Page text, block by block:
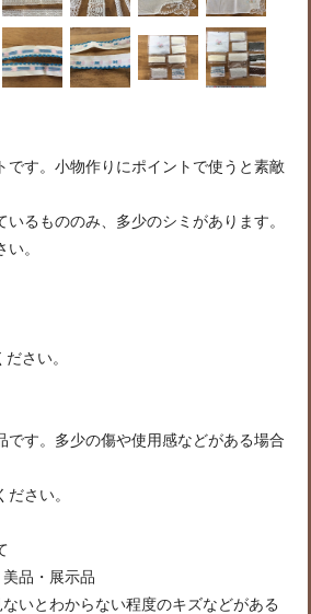
です。小物作りにポイントで使うと素敵
るもののみ、多少のシミがあります。
。
さい。
です。多少の傷や使用感などがある場合
さい。
品・展示品
とわからない程度のキズなどがある